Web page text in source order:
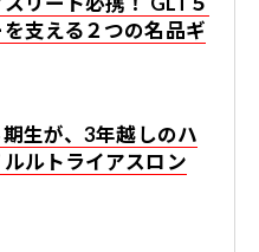
支える２つの名品ギ
生が、3年越しのハ
ルトライアスロン